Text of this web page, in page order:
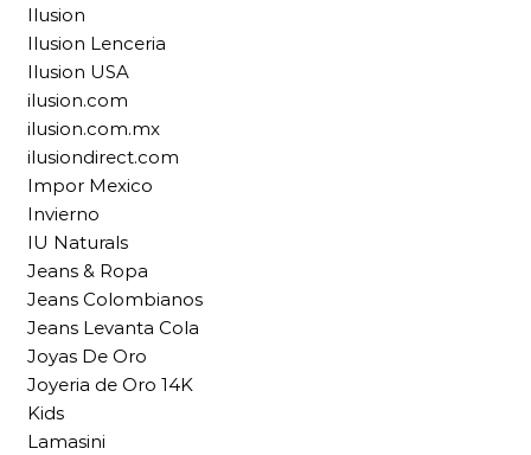
Ilusion
Ilusion Lenceria
Ilusion USA
ilusion.com
ilusion.com.mx
ilusiondirect.com
Impor Mexico
Invierno
IU Naturals
Jeans & Ropa
Jeans Colombianos
Jeans Levanta Cola
Joyas De Oro
Joyeria de Oro 14K
Kids
Lamasini